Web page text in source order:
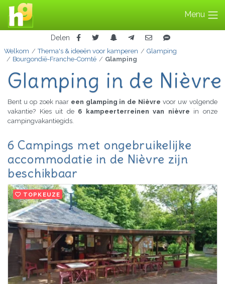
Menu
Delen
Welkom Thema's & ideeën voor kamperen
Glamping
Bourgondië-Franche-Comté
Glamping
Glamping in de Nièvre
Bent u op zoek naar een glamping in de Nièvrevoor uw volgende
vakantie? Kies uit de 6 kampeerterreinen van nièvre in onze
campingvakantiegids.
6 Campings met ongebruikelijke
accommodatie in de Nièvre zijn
beschikbaar
TOPKEUZE